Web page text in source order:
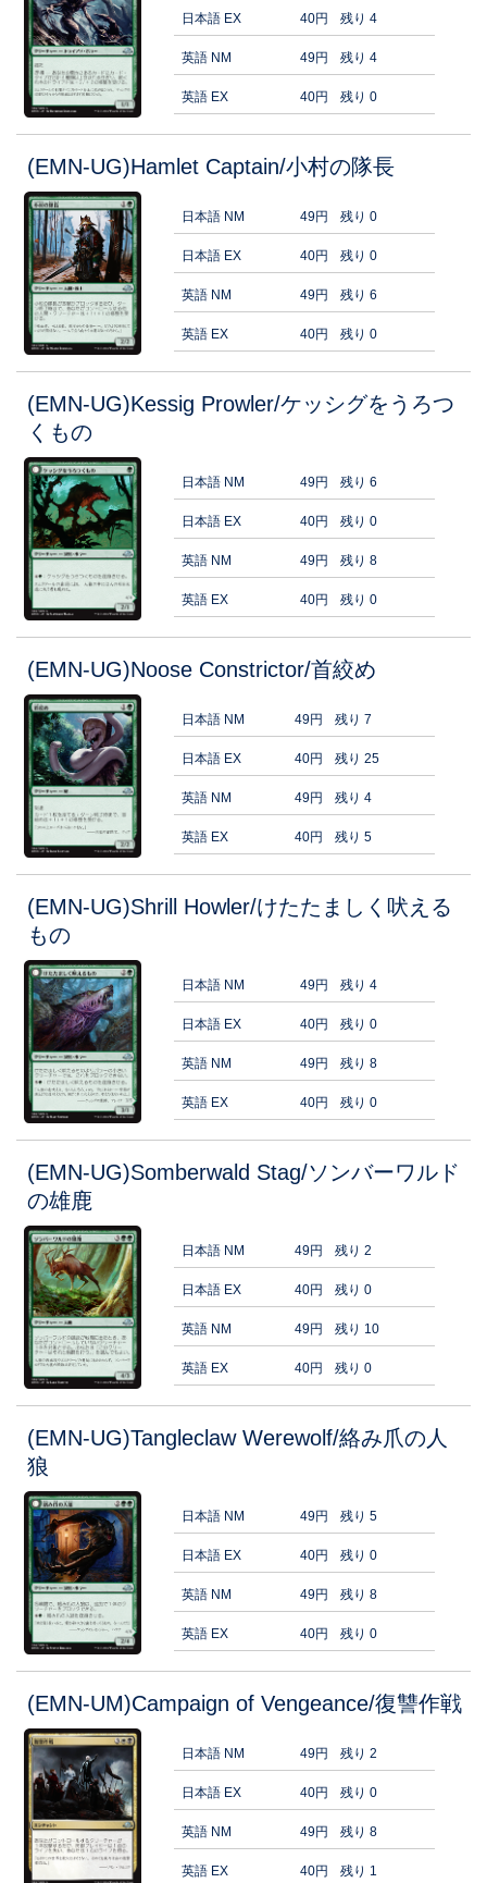
日本語 EX 40円 残り 4
英語 NM 49円 残り 4
英語 EX 40円 残り 0
(EMN-UG)Hamlet Captain/小村の隊長
日本語 NM 49円 残り 0
日本語 EX 40円 残り 0
英語 NM 49円 残り 6
英語 EX 40円 残り 0
(EMN-UG)Kessig Prowler/ケッシグをうろつ
くもの
日本語 NM 49円 残り 6
日本語 EX 40円 残り 0
英語 NM 49円 残り 8
英語 EX 40円 残り 0
(EMN-UG)Noose Constrictor/首絞め
日本語 NM 49円 残り 7
日本語 EX 40円 残り 25
英語 NM 49円 残り 4
英語 EX 40円 残り 5
(EMN-UG)Shrill Howler/けたたましく吠える
もの
日本語 NM 49円 残り 4
日本語 EX 40円 残り 0
英語 NM 49円 残り 8
英語 EX 40円 残り 0
(EMN-UG)Somberwald Stag/ソンバーワルド
の雄鹿
日本語 NM 49円 残り 2
日本語 EX 40円 残り 0
英語 NM 49円 残り 10
英語 EX 40円 残り 0
(EMN-UG)Tangleclaw Werewolf/絡み爪の人
狼
日本語 NM 49円 残り 5
日本語 EX 40円 残り 0
英語 NM 49円 残り 8
英語 EX 40円 残り 0
(EMN-UM)Campaign of Vengeance/復讐作戦
日本語 NM 49円 残り 2
日本語 EX 40円 残り 0
英語 NM 49円 残り 8
英語 EX 40円 残り 1